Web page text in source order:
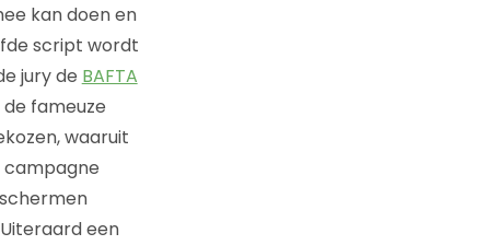
kan doen en
script wordt
jury de BAFTA
fameuze
waaruit
campagne
een